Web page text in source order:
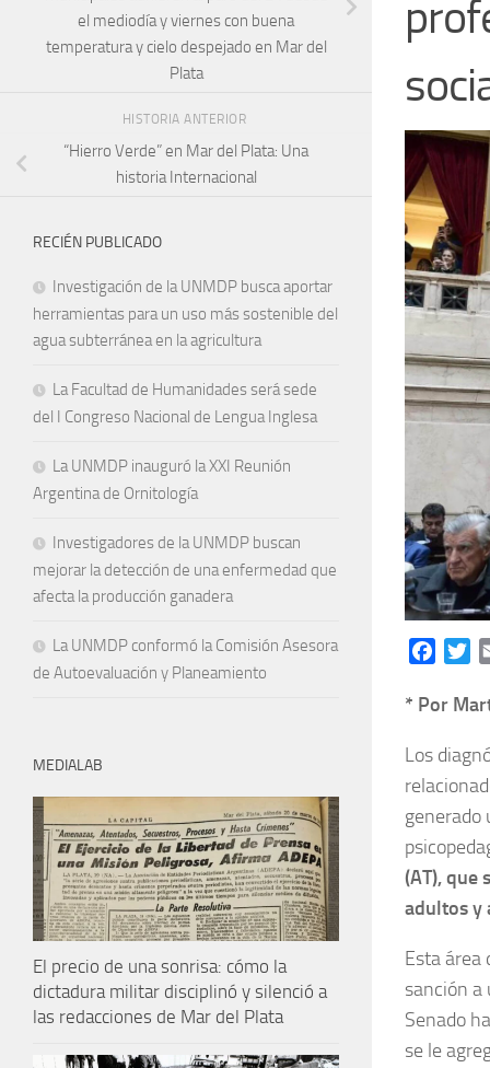
* Por
Los
generado
(AT), que
adultos y
Esta área
sanción a
Senado
se le
el mediodía y viernes con buena
temperatura y cielo despejado en Mar del
Plata
HISTORIA ANTERIOR
“Hierro Verde” en Mar del Plata: Una
historia Internacional
RECIÉN PUBLICADO
Investigación de la UNMDP busca aportar
herramientas para un uso más sostenible del
agua subterránea en la agricultura
La Facultad de Humanidades será sede
del I Congreso Nacional de Lengua Inglesa
La UNMDP inauguró la XXI Reunión
Argentina de Ornitología
Investigadores de la UNMDP buscan
mejorar la detección de una enfermedad que
afecta la producción ganadera
La UNMDP conformó la Comisión Asesora
de Autoevaluación y Planeamiento
MEDIALAB
El precio de una sonrisa: cómo la
dictadura militar disciplinó y silenció a
las redacciones de Mar del Plata